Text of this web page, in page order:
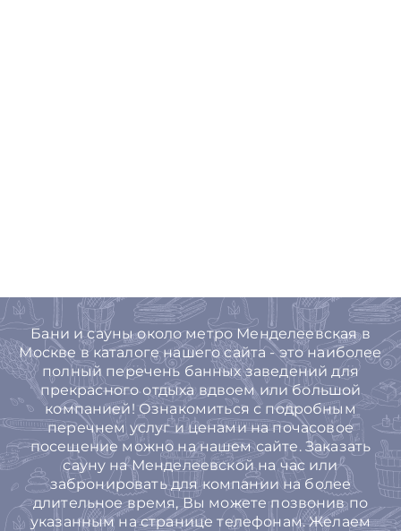
Бани и сауны около метро Менделеевская в
Москве в каталоге нашего сайта - это наиболее
полный перечень банных заведений для
прекрасного отдыха вдвоем или большой
компанией! Ознакомиться с подробным
перечнем услуг и ценами на почасовое
посещение можно на нашем сайте. Заказать
сауну на Менделеевской на час или
забронировать для компании на более
длительное время, Вы можете позвонив по
указанным на странице телефонам. Желаем